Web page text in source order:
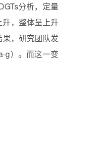
分析，定量
，整体呈上升
，研究团队发
g）。而这一变